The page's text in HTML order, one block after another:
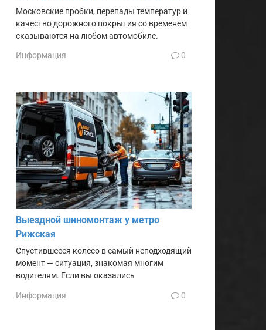
Московские пробки, перепады температур и
качество дорожного покрытия со временем
сказываются на любом автомобиле.
Информация 0
Выездной шиномонтаж у метро
Рижская
Спустившееся колесо в самый неподходящий
момент — ситуация, знакомая многим
водителям. Если вы оказались
Информация 0